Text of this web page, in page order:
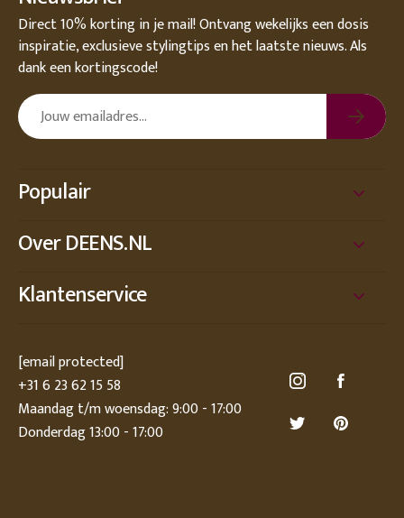
Direct 10% korting in je mail! Ontvang wekelijks een dosis
inspiratie, exclusieve stylingtips en het laatste nieuws. Als
dank een kortingscode!
Populair
Over DEENS.NL
Klantenservice
[email protected]
+31 6 23 62 15 58
Maandag t/m woensdag: 9:00 - 17:00
Donderdag 13:00 - 17:00